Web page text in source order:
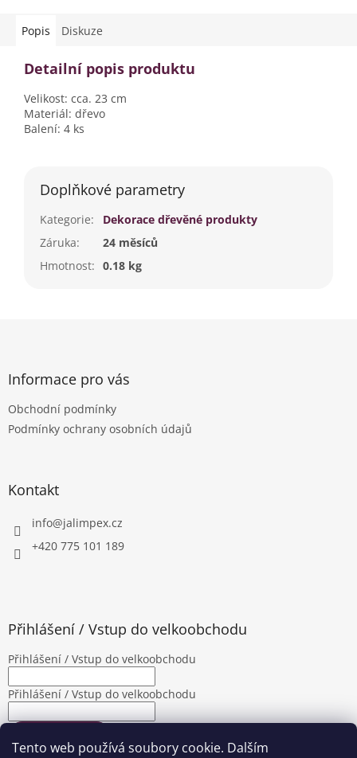
Tento web používá soubory cookie. Dalším
Popis Diskuze
Detailní popis produktu
Velikost: cca. 23 cm
Materiál: dřevo
Balení: 4 ks
Doplňkové parametry
Kategorie:
Dekorace dřevěné produkty
Záruka:
24 měsíců
Hmotnost: 0.18 kg
Informace pro vás
Obchodní podmínky
Podmínky ochrany osobních údajů
Kontakt
info@jalimpex.cz
+420 775 101 189
Přihlášení / Vstup do velkoobchodu
Přihlášení / Vstup do velkoobchodu
Přihlášení / Vstup do velkoobchodu